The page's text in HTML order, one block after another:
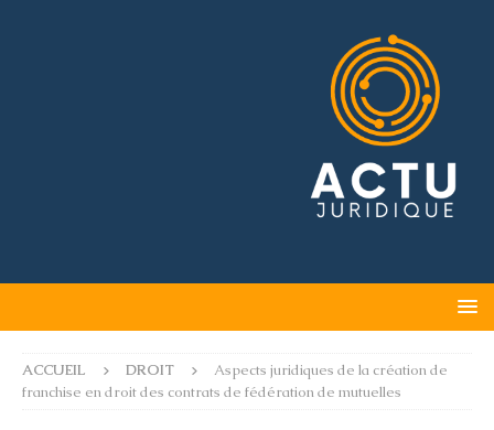
ACCUEIL DROIT
Aspects juridiques de la création de
franchise en droit des contrats de fédération de mutuelles